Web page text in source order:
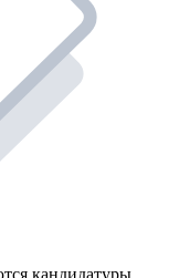
кандидатуры